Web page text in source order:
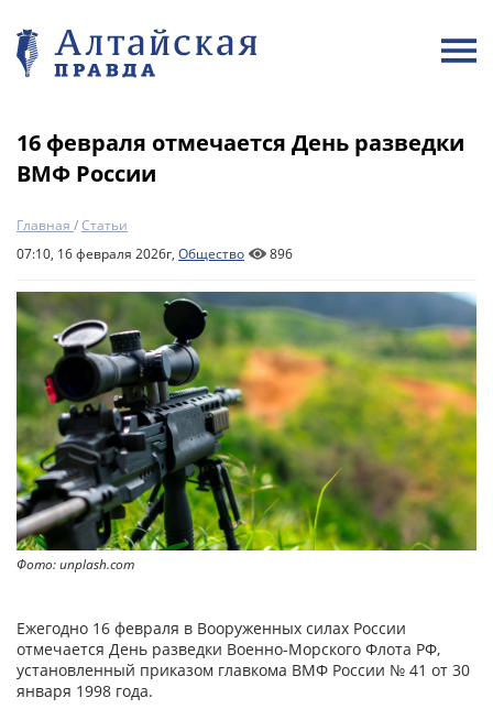
16 февраля отмечается День разведки
ВМФ России
Главная /Статьи
07:10, 16 февраля 2026г, Общество 896
Фото: unplash.com
Ежегодно 16 февраля в Вооруженных силах России
отмечается День разведки Военно-Морского Флота РФ,
установленный приказом главкома ВМФ России № 41 от 30
января 1998 года.